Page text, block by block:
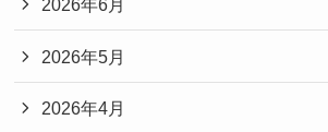
2026年6月
2026年5月
2026年4月